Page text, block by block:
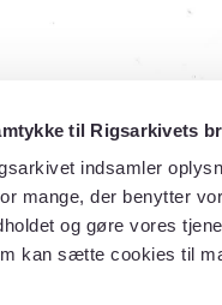
til Rigsarkivets
indsamler
mange, der benytter
og gøre vores
kan sætte cookies til